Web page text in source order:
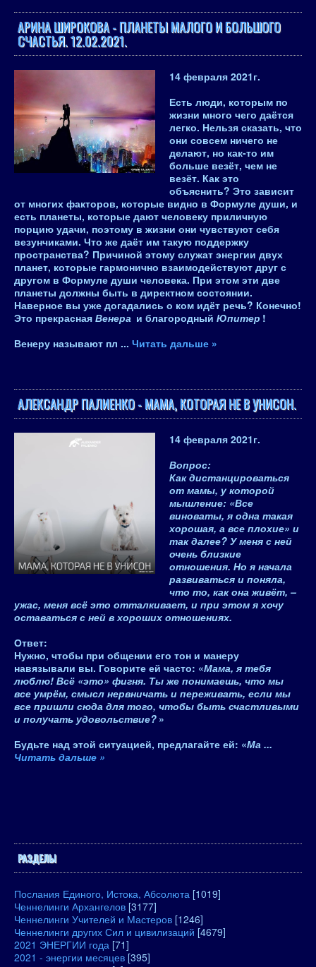
АРИНА ШИРОКОВА - ПЛАНЕТЫ МАЛОГО И БОЛЬШОГО
СЧАСТЬЯ. 12.02.2021.
14 февраля 2021г.
Есть люди, которым по
жизни много чего даётся
легко. Нельзя сказать, что
они совсем ничего не
делают, но как-то им
больше везёт, чем не
везёт. Как это
объяснить? Это зависит
от многих факторов, которые видно в Формуле души, и
есть планеты, которые дают человеку приличную
порцию удачи, поэтому в жизни они чувствуют себя
везунчиками. Что же даёт им такую поддержку
пространства? Причиной этому служат энергии двух
планет, которые гармонично взаимодействуют друг с
другом в Формуле души человека. При этом эти две
планеты должны быть в директном состоянии.
Наверное вы уже догадались о ком идёт речь? Конечно!
Это прекрасная Венера и благородный Юпитер !
Венеру называют пл ... Читать дальше »
АЛЕКСАНДР ПАЛИЕНКО - МАМА, КОТОРАЯ НЕ В УНИСОН.
14 февраля 2021г.
Вопрос:
Как дистанцироваться
от мамы, у которой
мышление: «Все
виноваты, я одна такая
хорошая, а все плохие» и
так далее? У меня с ней
очень близкие
отношения. Но я начала
развиваться и поняла,
что то, как она живёт, –
ужас, меня всё это отталкивает, и при этом я хочу
оставаться с ней в хороших отношениях.
Ответ:
Нужно, чтобы при общении его тон и манеру
навязывали вы. Говорите ей часто: «Мама, я тебя
люблю! Всё «это» фигня. Ты же понимаешь, что мы
все умрём, смысл нервничать и переживать, если мы
все пришли сюда для того, чтобы быть счастливыми
и получать удовольствие? »
Будьте над этой ситуацией, предлагайте ей: «Ма ...
Читать дальше »
РАЗДЕЛЫ
Послания Единого, Истока, Абсолюта [1019]
Ченнелинги Архангелов [3177]
Ченнелинги Учителей и Мастеров [1246]
Ченнелинги других Сил и цивилизаций [4679]
2021 ЭНЕРГИИ года [71]
2021 - энергии месяцев [395]